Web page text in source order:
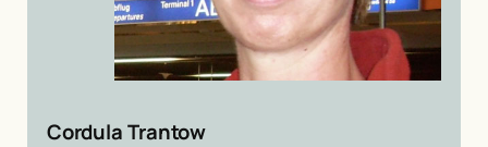
Cordula Trantow